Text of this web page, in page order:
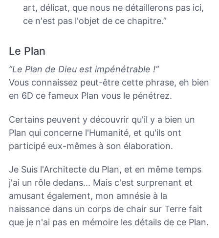
art, délicat, que nous ne détaillerons pas ici,
ce n'est pas l'objet de ce chapitre.”
Le Plan
”Le Plan de Dieu est impénétrable !”
Vous connaissez peut-être cette phrase, eh bien
en 6D ce fameux Plan vous le pénétrez.
Certains peuvent y découvrir qu'il y a bien un
Plan qui concerne l'Humanité, et qu'ils ont
participé eux-mêmes à son élaboration.
Je Suis l'Architecte du Plan, et en même temps
j'ai un rôle dedans... Mais c'est surprenant et
amusant également, mon amnésie à la
naissance dans un corps de chair sur Terre fait
que je n'ai pas en mémoire les détails de ce Plan.